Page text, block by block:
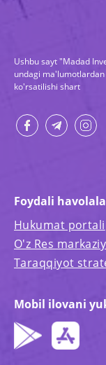
Ushbu sayt "Madad
undagi
ko'rsatilishi shart
Foydali
Hukumat portali
O'z Res
Taraqqiyot
Mobil ilovani